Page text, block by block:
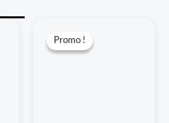
Promo !
Promo !
prix
initial